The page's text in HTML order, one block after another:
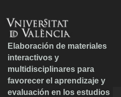
Elaboración de materiales
interactivos y
multidisciplinares para
favorecer el aprendizaje y
evaluación en los estudios